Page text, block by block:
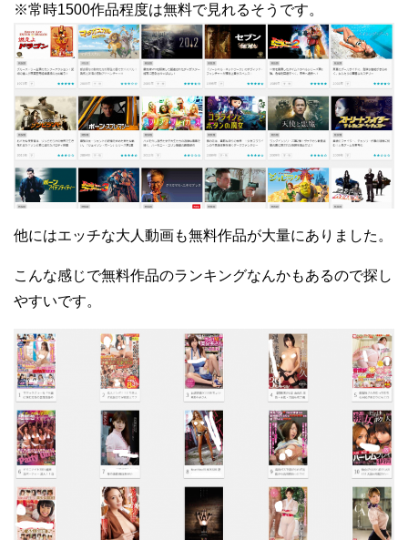
※常時1500作品程度は無料で見れるそうです。
他にはエッチな大人動画も無料作品が大量にありました。
こんな感じで無料作品のランキングなんかもあるので探し
やすいです。